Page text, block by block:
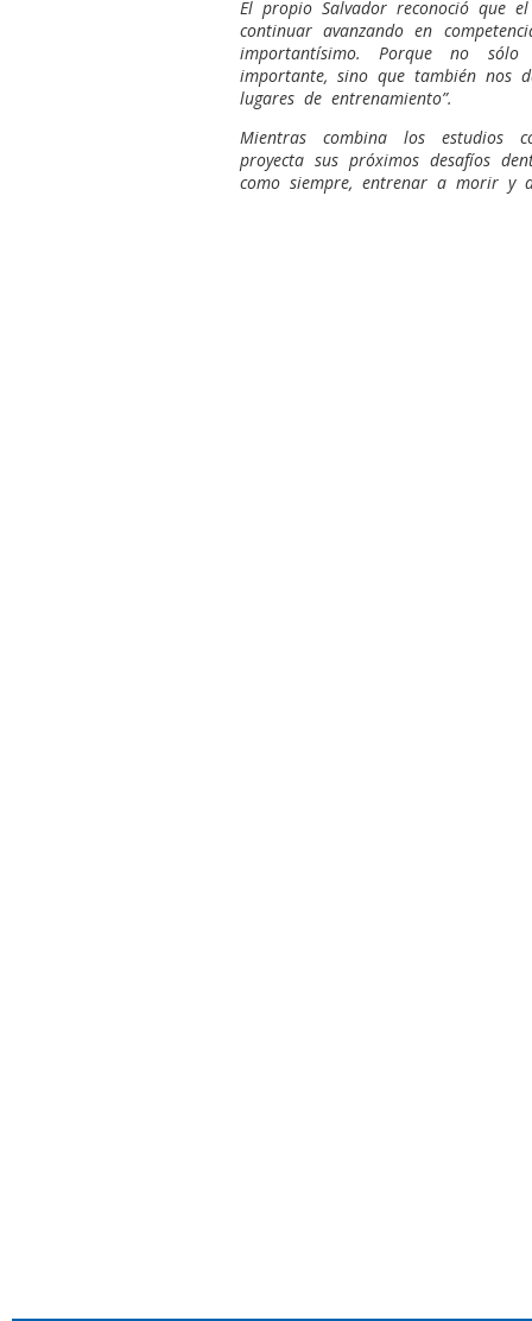
El propio Salvador reconoció que
continuar avanzando en
importantísimo. Porque no
importante, sino que también nos
lugares de entrenamiento”.
Mientras combina los estudios
proyecta sus próximos desafíos
como siempre, entrenar a morir y